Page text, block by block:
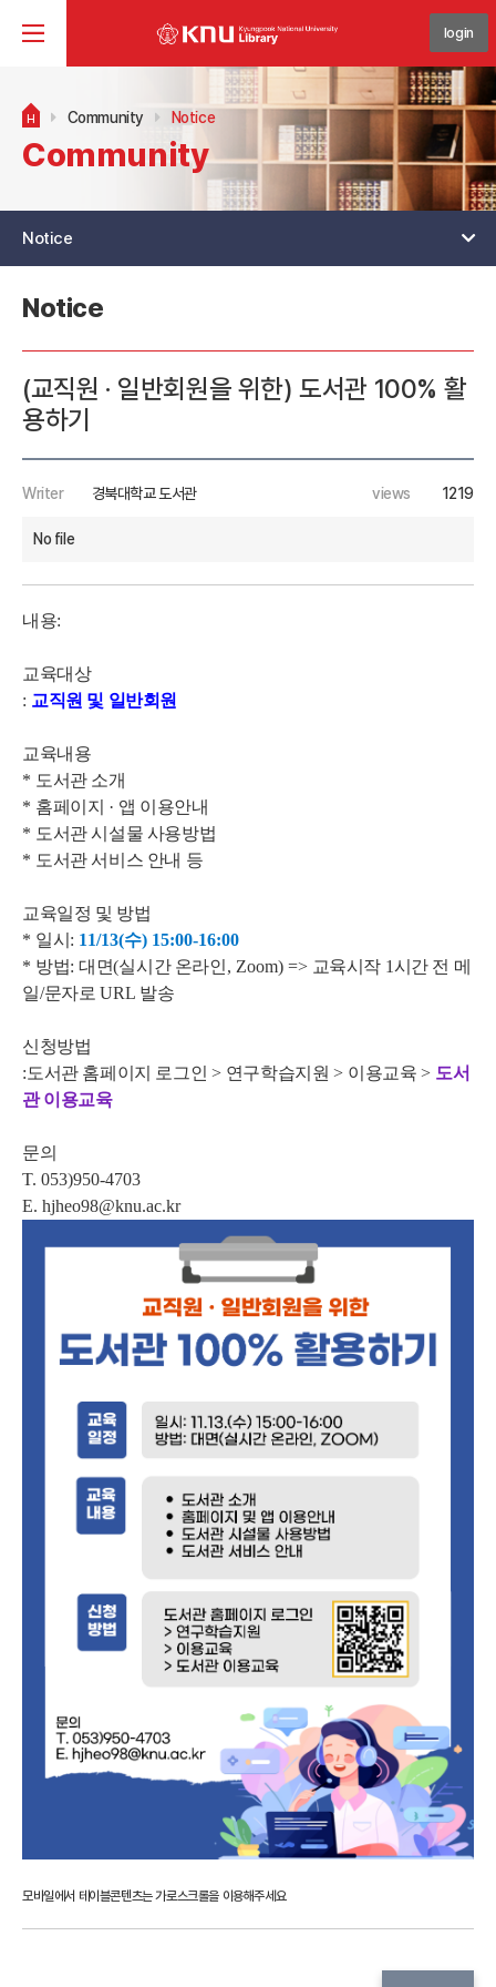
login
H Community Notice
Community
Notice
Notice
(교직원 · 일반회원을 위한) 도서관 100% 활
용하기
Writer 경북대학교 도서관 views 1219
No file
내용:
교육대상
: 교직원 및 일반회원
교육내용
* 도서관 소개
* 홈페이지 · 앱 이용안내
* 도서관 시설물 사용방법
* 도서관 서비스 안내 등
교육일정 및 방법
* 일시 : 11/13(수) 15:00-16:00
* 방법:대면(실시간 온라인, Zoom) => 교육시작 1시간 전 메
일/문자로URL 발송
신청방법
: 도서관 홈페이지 로그인 > 연구학습지원> 이용교육> 도서
관 이용교육
문의
T. 053)950-4703
E. hjheo98@knu.ac.kr